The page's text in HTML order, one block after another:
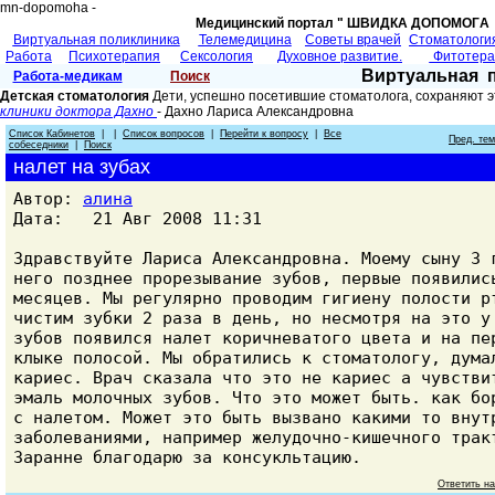
mn-dopomoha -
Медицинский портал " ШВИДКА
Виртуальная поликлиника
Телемедицина Советы врачей
Работа
Психотерапия Сексология Духовное развитие.
Работа-медикам
Поиск Виртуальная
Детская стоматология Дети, успешно посетившие стоматолога,
клиники доктора Дахно - Дахно Лариса Александровнa
Список Кабинетов Список вопросов Перейти к вопросу
Все
собеседники
Поиск Пред.
налет на зубах
Автор: алина
Дата: 21 Авг 2008 11:31
Здравствуйте Лариса Александровна. Моему сыну 3
него позднее прорезывание зубов, первые
месяцев. Мы регулярно проводим гигиену полости
чистим зубки 2 раза в день, но несмотря на это у
зубов появился налет коричневатого цвета и на
клыке полосой. Мы обратились к стоматологу,
кариес. Врач сказала что это не кариес а
эмаль молочных зубов. Что это может быть. как
с налетом. Может это быть вызвано какими то
заболеваниями, например желудочно-кишечного
Заранне благодарю за консукльтацию.
Ответить